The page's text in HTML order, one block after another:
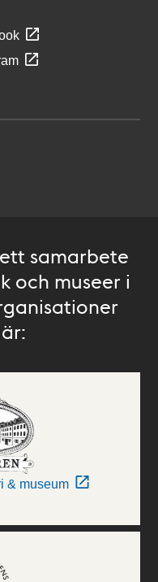
samarbete
och museer i
& museum